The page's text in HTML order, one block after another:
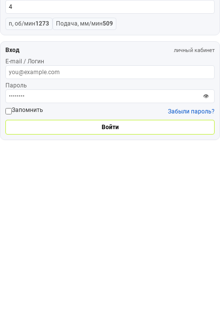
n, об/мин1273 Подача, мм/мин509
Вход личный кабинет
E-mail / Логин
Пароль
👁
Запомнить
Забыли пароль?
Войти